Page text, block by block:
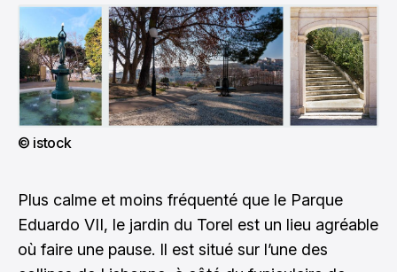
© istock
Plus calme et moins fréquenté que le Parque
Eduardo VII, le jardin du Torel est un lieu agréable
où faire une pause. Il est situé sur l’une des